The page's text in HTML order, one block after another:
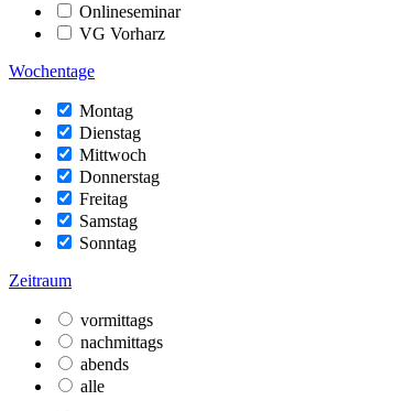
Onlineseminar
VG Vorharz
Wochentage
Montag
Dienstag
Mittwoch
Donnerstag
Freitag
Samstag
Sonntag
Zeitraum
vormittags
nachmittags
abends
alle